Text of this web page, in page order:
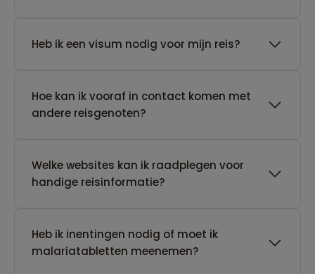
Heb ik een visum nodig voor mijn reis?
Hoe kan ik vooraf in contact komen met
andere reisgenoten?
Welke websites kan ik raadplegen voor
handige reisinformatie?
Heb ik inentingen nodig of moet ik
malariatabletten meenemen?